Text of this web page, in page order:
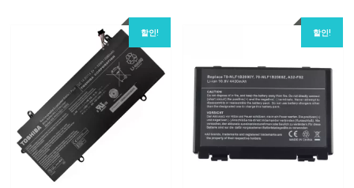
할인! 할인!